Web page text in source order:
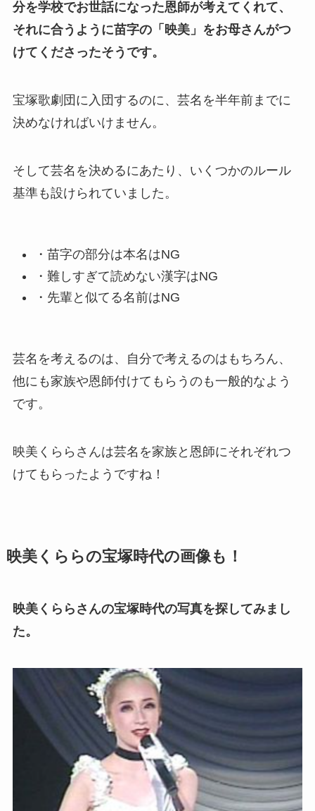
分を学校でお世話になった恩師が考えてくれて、
それに合うように苗字の「映美」をお母さんがつ
けてくださったそうです。
宝塚歌劇団に入団するのに、芸名を半年前までに
決めなければいけません。
そして芸名を決めるにあたり、いくつかのルール
基準も設けられていました。
・苗字の部分は本名はNG
・難しすぎて読めない漢字はNG
・先輩と似てる名前はNG
芸名を考えるのは、自分で考えるのはもちろん、
他にも家族や恩師付けてもらうのも一般的なよう
です。
映美くららさんは芸名を家族と恩師にそれぞれつ
けてもらったようですね！
映美くららの宝塚時代の画像も！
映美くららさんの宝塚時代の写真を探してみまし
た。